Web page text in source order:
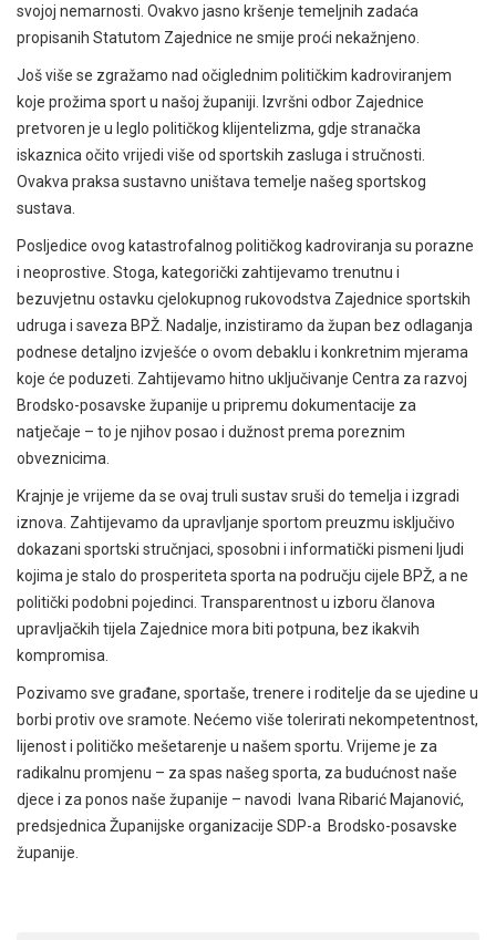
svojoj nemarnosti. Ovakvo jasno kršenje temeljnih zadaća
propisanih Statutom Zajednice ne smije proći nekažnjeno.
Još više se zgražamo nad očiglednim političkim kadroviranjem
koje prožima sport u našoj županiji. Izvršni odbor Zajednice
pretvoren je u leglo političkog klijentelizma, gdje stranačka
iskaznica očito vrijedi više od sportskih zasluga i stručnosti.
Ovakva praksa sustavno uništava temelje našeg sportskog
sustava.
Posljedice ovog katastrofalnog političkog kadroviranja su porazne
i neoprostive. Stoga, kategorički zahtijevamo trenutnu i
bezuvjetnu ostavku cjelokupnog rukovodstva Zajednice sportskih
udruga i saveza BPŽ. Nadalje, inzistiramo da župan bez odlaganja
podnese detaljno izvješće o ovom debaklu i konkretnim mjerama
koje će poduzeti. Zahtijevamo hitno uključivanje Centra za razvoj
Brodsko-posavske županije u pripremu dokumentacije za
natječaje – to je njihov posao i dužnost prema poreznim
obveznicima.
Krajnje je vrijeme da se ovaj truli sustav sruši do temelja i izgradi
iznova. Zahtijevamo da upravljanje sportom preuzmu isključivo
dokazani sportski stručnjaci, sposobni i informatički pismeni ljudi
kojima je stalo do prosperiteta sporta na području cijele BPŽ, a ne
politički podobni pojedinci. Transparentnost u izboru članova
upravljačkih tijela Zajednice mora biti potpuna, bez ikakvih
kompromisa.
Pozivamo sve građane, sportaše, trenere i roditelje da se ujedine u
borbi protiv ove sramote. Nećemo više tolerirati nekompetentnost,
lijenost i političko mešetarenje u našem sportu. Vrijeme je za
radikalnu promjenu – za spas našeg sporta, za budućnost naše
djece i za ponos naše županije – navodi Ivana Ribarić Majanović,
predsjednica Županijske organizacije SDP-a Brodsko-posavske
županije.